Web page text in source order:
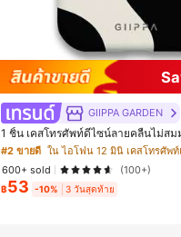
GIIPPA GARDEN
1 ชิ้น เคสโทรศัพท์ดีไซน์ลายคลื่นไม่สม
17 Pro Max, เหมาะสำหรับ Phone 16
ax, 14 Pro Max, เคสโทรศัพท์สไตล์เกา
ากันได้กับ 11/12/13/14/15/16 Pro
เหมาะสำหรับทั้งชายและหญิง, ของขวั
ริสต์มาส, วันวาเลนไทน์, อีสเตอร์, ฤดูแ
#2 ขายดี ใน ไอโฟน 12 มินิ เคสโทรศัพ
600+ sold
(100+)
฿53 -10% 3 วันสุดท้าย